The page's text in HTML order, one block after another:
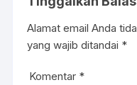
Alamat email Anda
yang wajib ditandai *
Komentar *